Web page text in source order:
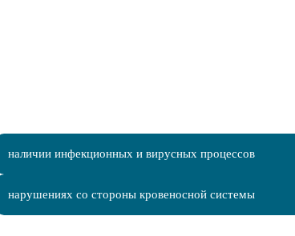
наличии инфекционных и вирусных процессов
нарушениях со стороны кровеносной системы